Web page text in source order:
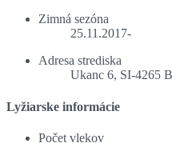
Zimná sezóna
25.11.2017-
Adresa strediska
Ukanc 6, SI-4265
Lyžiarske informácie
Počet vlekov